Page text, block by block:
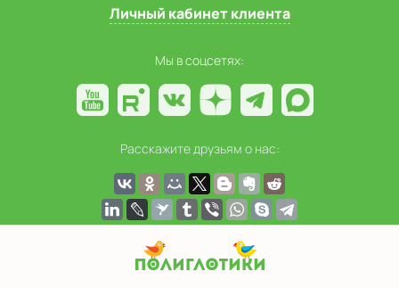
Личный кабинет клиента
Мы в соцсетях:
Расскажите друзьям о нас: